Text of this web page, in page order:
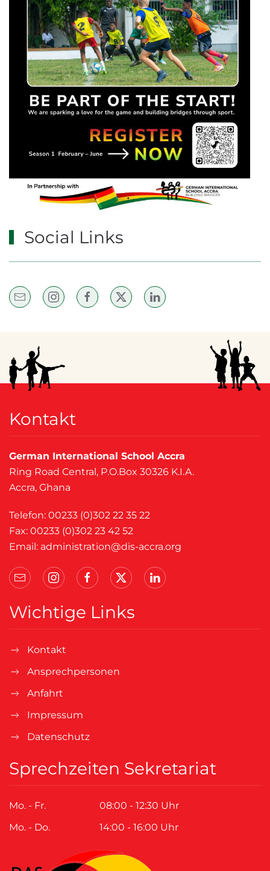
Social Links
Kontakt
German International School Accra
Ring Road Central, P.O.Box 30326 K.I.A.
Accra, Ghana
Telefon: 00233 (0)302 22 35 22
Fax: 00233 (0)302 23 42 52
Email: administration@dis-accra.org
Wichtige Links
Kontakt
Ansprechpersonen
Anfahrt
Impressum
Datenschutz
Sprechzeiten Sekretariat
Mo. - Fr.
08:00 - 12:30 Uhr
Mo. - Do.
14:00 - 16:00 Uhr